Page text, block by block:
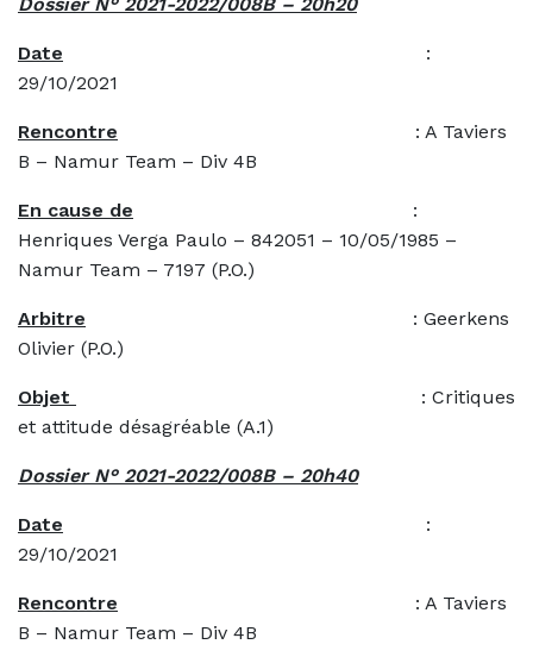
Date :
29/10/2021
Rencontre : A Taviers
B – Namur Team – Div 4B
En cause de :
Henriques Verga Paulo – 842051 – 10/05/1985 –
Namur Team – 7197 (P.O.)
Arbitre : Geerkens
Olivier (P.O.)
Objet
: Critiques
et attitude désagréable (A.1)
Dossier N° 2021-2022/008B – 20h40
Date :
29/10/2021
Rencontre : A Taviers
B – Namur Team – Div 4B